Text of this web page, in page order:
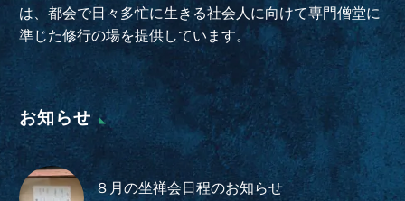
は、都会で日々多忙に生きる社会人に向けて専門僧堂に
準じた修行の場を提供しています。
お知らせ
８月の坐禅会日程のお知らせ